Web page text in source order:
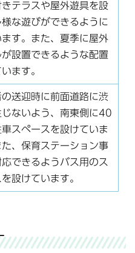
きテラスや屋外遊具を設
様な遊びができるように
ます。また、夏季に屋外
が設置できるような配置
ます。
送迎時に前面道路に渋
じないよう、南東側に40
スペースを設けていま
た、保育ステーション事
できるようバス用のス
設けています。